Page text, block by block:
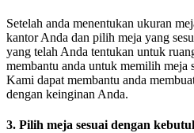
Setelah anda menentukan ukuran
kantor Anda dan pilih meja yang
yang telah Anda tentukan untuk
membantu anda untuk memilih meja
Kami dapat membantu anda
dengan keinginan Anda.
3. Pilih meja sesuai dengan